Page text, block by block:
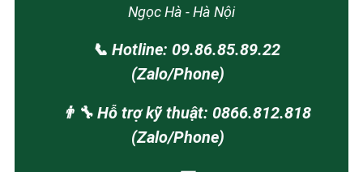
Ngọc Hà - Hà Nội
📞 Hotline: 09.86.85.89.22
(Zalo/Phone)
👨‍🔧 Hỗ trợ kỹ thuật: 0866.812.818
(Zalo/Phone)